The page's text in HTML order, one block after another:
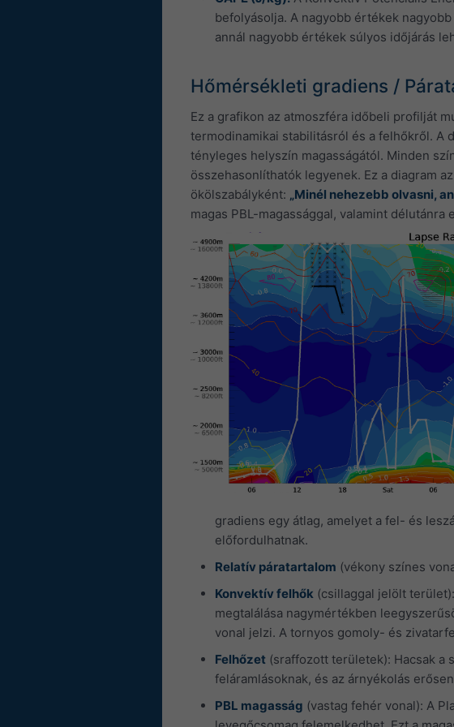
befolyásolja. A nagyobb értékek
annál nagyobb értékek súlyos időjárás
Hőmérsékleti gradiens /
Ez a grafikon az atmoszféra időbeli profilját
termodinamikai stabilitásról és a felhőkről. A
tényleges helyszín magasságától. Minden
összehasonlíthatók legyenek. Ez a diagram
ökölszabályként: „Minél nehezebb olvasni,
magas PBL-magassággal, valamint
gradiens egy átlag, amelyet a fel- és
előfordulhatnak.
Relatív páratartalom (vékony színes
Konvektív felhők (csillaggal jelölt
megtalálása nagymértékben
vonal jelzi. A tornyos gomoly- és
Felhőzet (sraffozott területek): Hacsak a
feláramlásoknak, és az árnyékolás
PBL magasság (vastag fehér vonal): A